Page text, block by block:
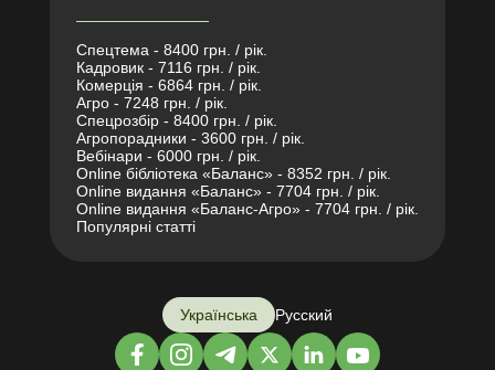
Спецтема - 8400 грн. / рік.
Кадровик - 7116 грн. / рік.
Комерція - 6864 грн. / рік.
Агро - 7248 грн. / рік.
Спецрозбір - 8400 грн. / рік.
Агропорадники - 3600 грн. / рік.
Вебінари - 6000 грн. / рік.
Online бібліотека «Баланс» - 8352 грн. / рік.
Online видання «Баланс» - 7704 грн. / рік.
Online видання «Баланс-Агро» - 7704 грн. / рік.
Популярні статті
Українська Русский